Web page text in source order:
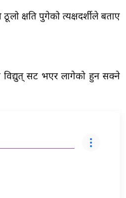
पुगेको प्रत्यक्षदर्शीले बताए
विद्युत् सट भएर लागेको हुन सक्ने